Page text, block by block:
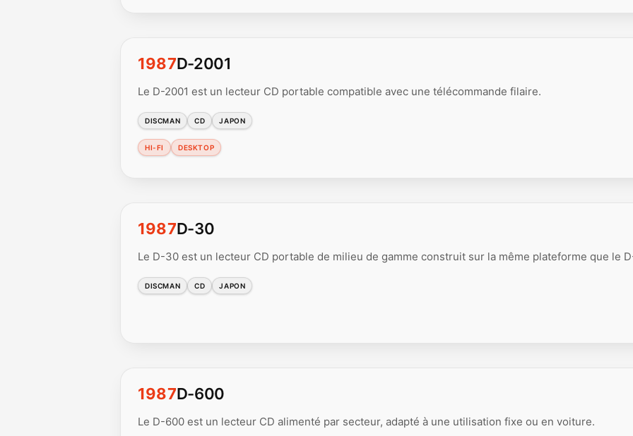
1987D-2001
Le D-2001 est un lecteur CD portable compatible avec une télécommande filaire.
DISCMAN CD JAPON
HI-FI DESKTOP
1987D-30
Le D-30 est un lecteur CD portable de milieu de gamme construit sur la même plateforme que le
DISCMAN CD JAPON
1987D-600
Le D-600 est un lecteur CD alimenté par secteur, adapté à une utilisation fixe ou en voiture.